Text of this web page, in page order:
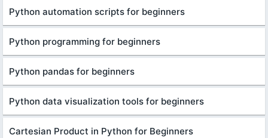
Python automation scripts for beginners
Python programming for beginners
Python pandas for beginners
Python data visualization tools for beginners
Cartesian Product in Python for Beginners